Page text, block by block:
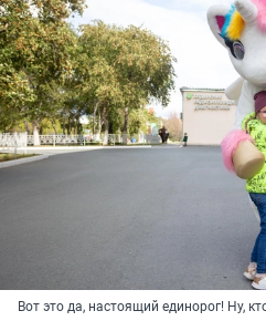
Вот это да, настоящий единорог! Ну,